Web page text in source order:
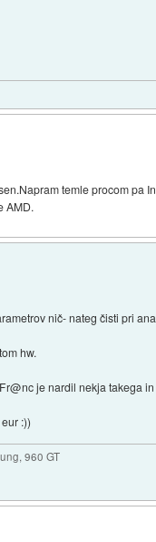
temle procom pa
AMD.
nič- nateg čisti pri
hw.
je nardil nekja takega in
:))
960 GT